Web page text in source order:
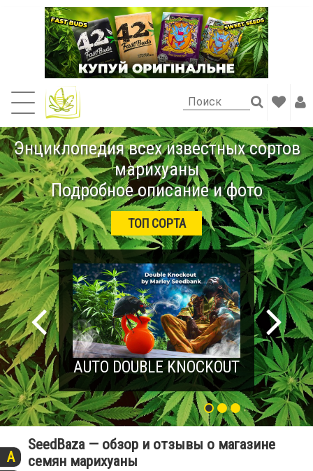
Энциклопедия всех известных сортов
марихуаны
Подробное описание и фото
ТОП СОРТА
AUTO DOUBLE KNOCKOUT
A
SeedBaza — обзор и отзывы о магазине
семян марихуаны